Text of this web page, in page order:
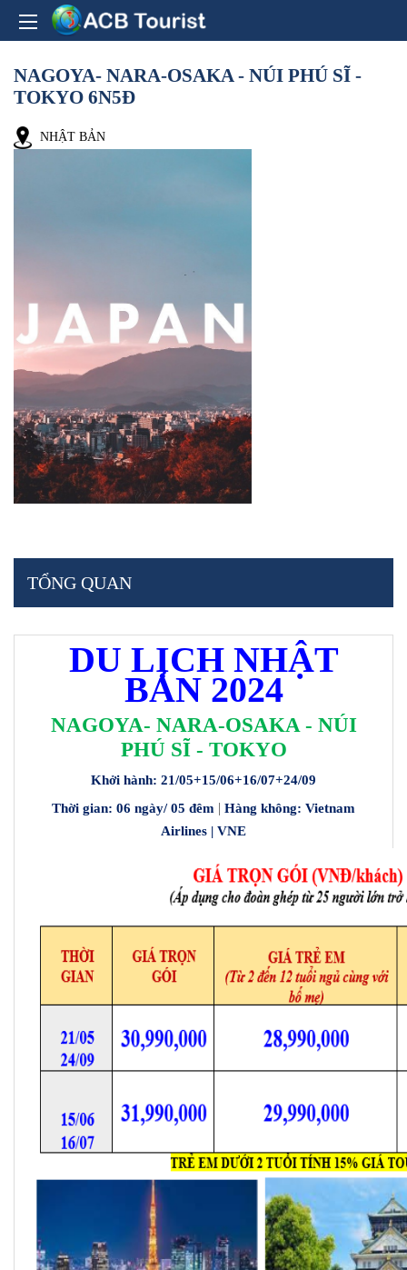
NAGOYA- NARA-OSAKA - NÚI PHÚ SĨ -
TOKYO 6N5Đ
NHẬT BẢN
TỔNG QUAN
DU LỊCH NHẬT
BẢN 2024
NAGOYA- NARA-OSAKA - NÚI
PHÚ SĨ - TOKYO
Khởi hành: 21/05+15/06+16/07+24/09
Thời gian: 06 ngày/ 05 đêm | Hàng không: Vietnam
Airlines | VNE